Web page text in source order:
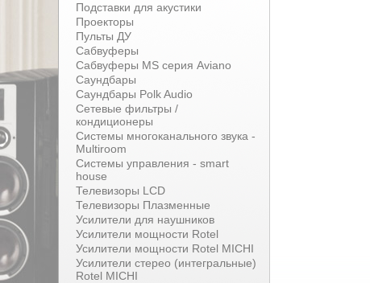
Подставки для акустики
Проекторы
Пульты ДУ
Сабвуферы
Сабвуферы MS серия Aviano
Саундбары
Саундбары Polk Audio
Сетевые фильтры /
кондиционеры
Системы многоканального звука -
Multiroom
Системы управления - smart
house
Телевизоры LCD
Телевизоры Плазменные
Усилители для наушников
Усилители мощности Rotel
Усилители мощности Rotel MICHI
Усилители стерео (интегральные)
Rotel MICHI